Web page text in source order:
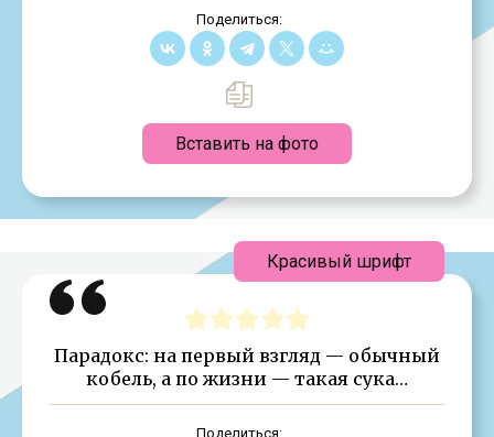
Поделиться:
Вставить на фото
Парадокс: на первый взгляд — обычный
кобель, а по жизни — такая сука…
Поделиться:
Красивый шрифт